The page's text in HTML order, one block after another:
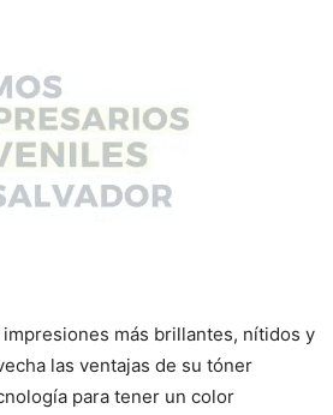
más brillantes, nítidos y
las ventajas de su tóner
para tener un color